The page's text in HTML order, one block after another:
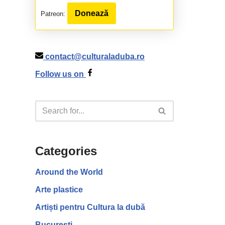
Patreon: Donează
contact@culturaladuba.ro
Follow us on
Categories
Around the World
Arte plastice
Artiști pentru Cultura la dubă